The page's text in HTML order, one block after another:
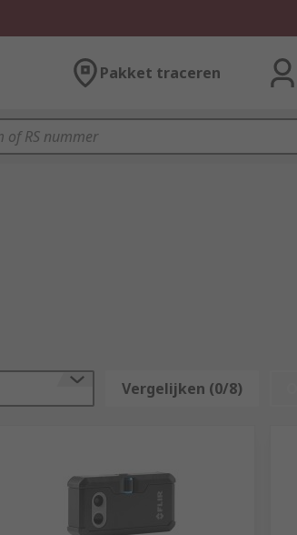
Pakket traceren
Vergelijken (0/8)